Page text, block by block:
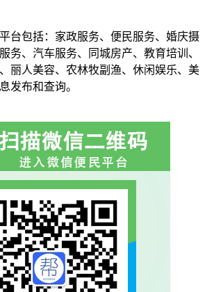
台包括：家政服务、便民服务、婚庆摄
务、汽车服务、同城房产、教育培训、
丽人美容、农林牧副渔、休闲娱乐、美
发布和查询。